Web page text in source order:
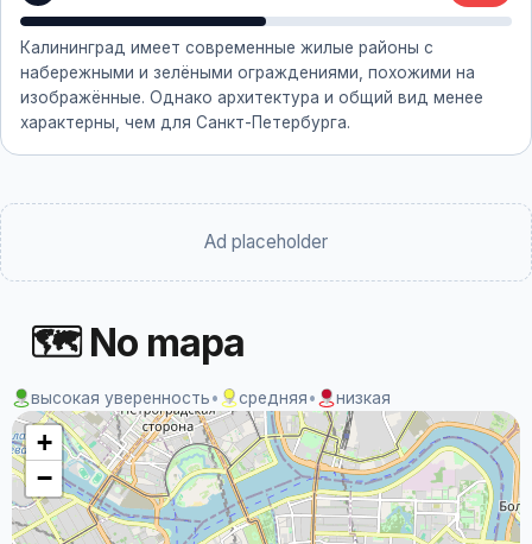
Калининград имеет современные жилые районы с
набережными и зелёными ограждениями, похожими на
изображённые. Однако архитектура и общий вид менее
характерны, чем для Санкт-Петербурга.
Ad placeholder
🗺 No mapa
высокая уверенность• средняя• низкая
+
−